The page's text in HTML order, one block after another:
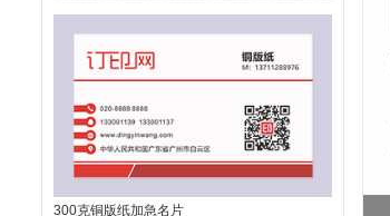
300克铜版纸加急名片